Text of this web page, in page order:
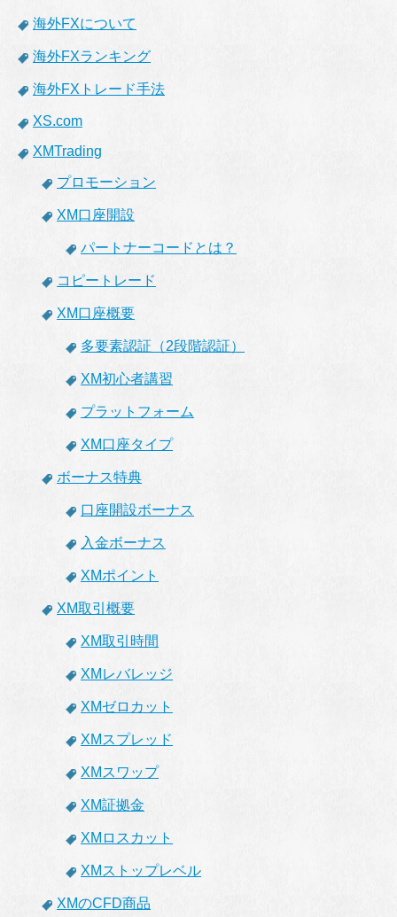
海外FXについて
海外FXランキング
海外FXトレード手法
XS.com
XMTrading
プロモーション
XM口座開設
パートナーコードとは？
コピートレード
XM口座概要
多要素認証（2段階認証）
XM初心者講習
プラットフォーム
XM口座タイプ
ボーナス特典
口座開設ボーナス
入金ボーナス
XMポイント
XM取引概要
XM取引時間
XMレバレッジ
XMゼロカット
XMスプレッド
XMスワップ
XM証拠金
XMロスカット
XMストップレベル
XMのCFD商品